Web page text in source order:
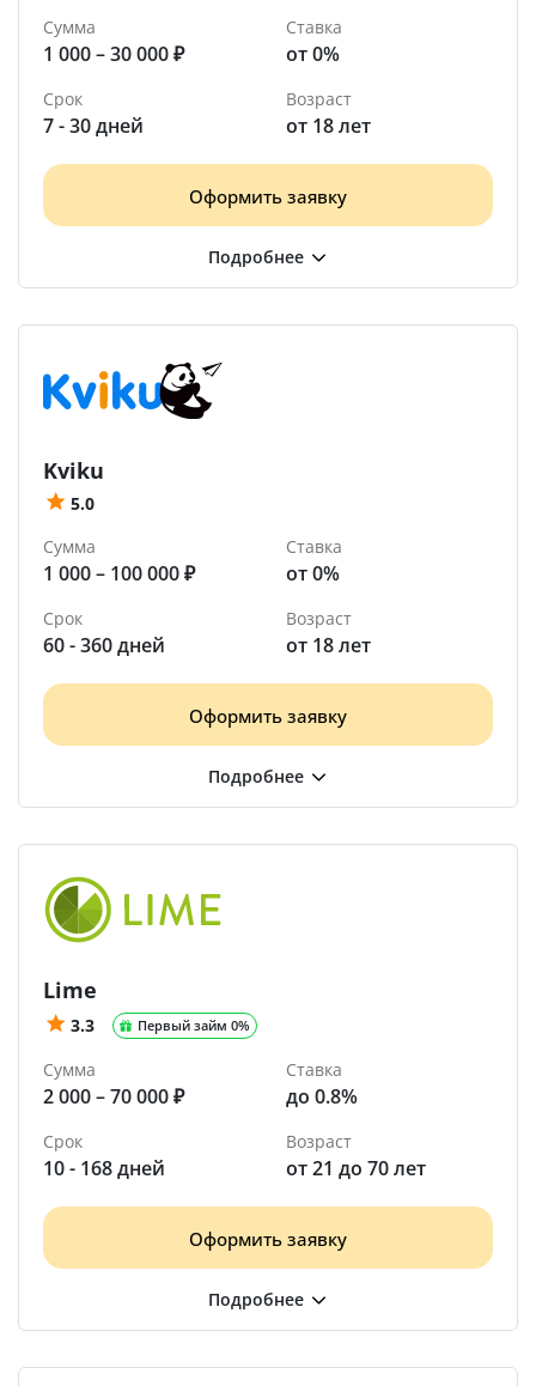
Сумма
1 000 – 30 000 ₽
Ставка
от 0%
Срок
7 - 30 дней
Возраст
от 18 лет
Оформить заявку
Kviku
5.0
Сумма
1 000 – 100 000 ₽
Ставка
от 0%
Срок
60 - 360 дней
Возраст
от 18 лет
Оформить заявку
Lime
3.3 Первый займ 0%
Сумма
2 000 – 70 000 ₽
Ставка
до 0.8%
Срок
10 - 168 дней
Возраст
от 21 до 70 лет
Оформить заявку